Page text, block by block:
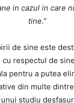
in cazul in care
tine.”
de sine este
cu respectul de
pentru a putea
din multe
studiu